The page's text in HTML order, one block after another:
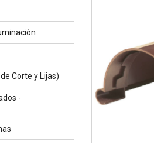
Corte y Lijas)
-